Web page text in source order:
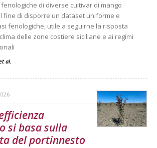
di diverse cultivar di mango
fine di disporre un dataset uniforme e
fenologiche, utile a seguirne la risposta
delle zone costiere siciliane e ai regimi
al. -
si basa sulla
del portinnesto